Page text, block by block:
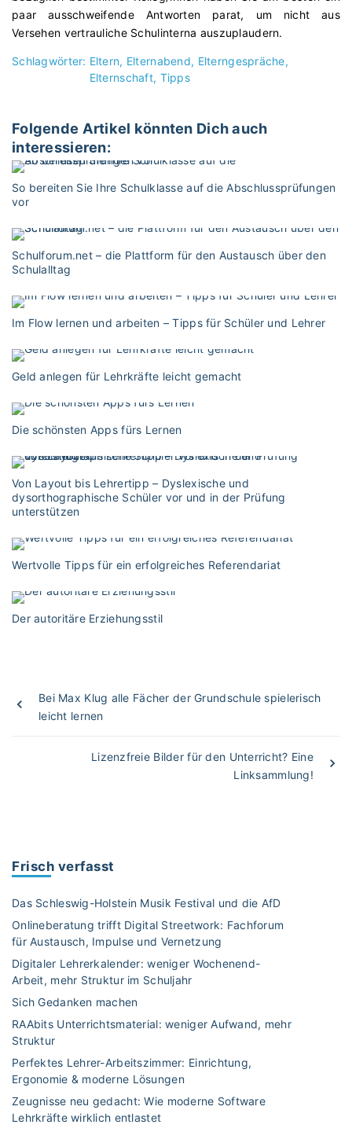
paar ausschweifende Antworten parat, um nicht aus
Versehen vertrauliche Schulinterna auszuplaudern.
Schlagwörter: Eltern Elternabend
Elterngespräche
Elternschaft Tipps
Folgende Artikel könnten Dich auch
interessieren:
So bereiten Sie Ihre Schulklasse auf die Abschlussprüfungen
vor
Schulforum.net – die Plattform für den Austausch über den
Schulalltag
Im Flow lernen und arbeiten – Tipps für Schüler und Lehrer
Geld anlegen für Lehrkräfte leicht gemacht
Die schönsten Apps fürs Lernen
Von Layout bis Lehrertipp – Dyslexische und
dysorthographische Schüler vor und in der Prüfung
unterstützen
Wertvolle Tipps für ein erfolgreiches Referendariat
Der autoritäre Erziehungsstil
Bei Max Klug alle Fächer der Grundschule spielerisch
leicht lernen
Lizenzfreie Bilder für den Unterricht? Eine
Linksammlung!
Frisch verfasst
Das Schleswig-Holstein Musik Festival und die AfD
Onlineberatung trifft Digital Streetwork: Fachforum
für Austausch, Impulse und Vernetzung
Digitaler Lehrerkalender: weniger Wochenend-
Arbeit, mehr Struktur im Schuljahr
Sich Gedanken machen
RAAbits Unterrichtsmaterial: weniger Aufwand, mehr
Struktur
Perfektes Lehrer-Arbeitszimmer: Einrichtung,
Ergonomie & moderne Lösungen
Zeugnisse neu gedacht: Wie moderne Software
Lehrkräfte wirklich entlastet